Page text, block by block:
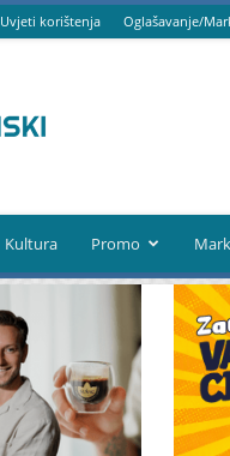
Uvjeti korištenja Oglašavanje/
Kultura Promo